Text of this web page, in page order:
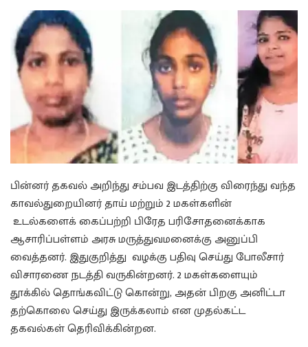
பின்னர் தகவல் அறிந்து சம்பவ இடத்திற்கு விரைந்து வந்த
காவல்துறையினர் தாய் மற்றும் 2 மகள்களின்
உடல்களைக் கைப்பற்றி பிரேத பரிசோதனைக்காக
ஆசாரிப்பள்ளம் அரசு மருத்துவமனைக்கு அனுப்பி
வைத்தனர். இதுகுறித்து வழக்கு பதிவு செய்து போலீசார்
விசாரணை நடத்தி வருகின்றனர். 2 மகள்களையும்
தூக்கில் தொங்கவிட்டு கொன்று, அதன் பிறகு அனிட்டா
தற்கொலை செய்து இருக்கலாம் என முதல்கட்ட
தகவல்கள் தெரிவிக்கின்றன.